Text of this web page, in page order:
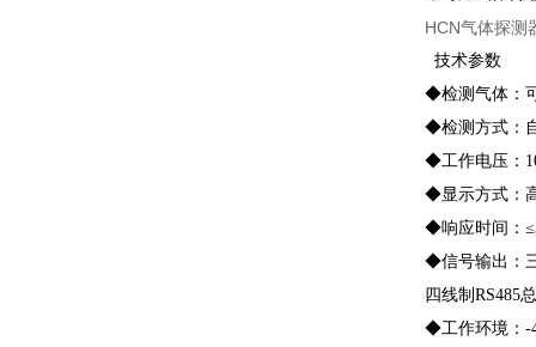
HCN气体探测
技术参数
◆检测气体：
◆检测方式：
◆工作电压：
◆显示方式：
◆响应时间：
◆信号输出：
四线制RS485
◆工作环境：-